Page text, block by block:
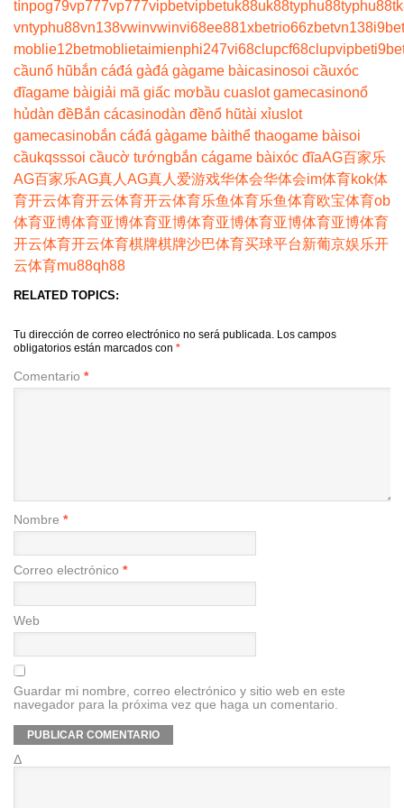
tínpog79vp777vp777vipbetvipbetuk88uk88typhu88typhu88
vntyphu88vn138vwinvwinvi68ee881xbetrio66zbetvn138
moblie12betmoblietaimienphi247vi68clupcf68clupvipbet
cầunổ hũbắn cáđá gàđá gàgame bàicasinosoi cầuxóc
đĩagame bàigiải mã giấc mơbầu cuaslot gamecasinonổ
hủdàn đềBắn cácasinodàn đềnổ hũtài xỉuslot
gamecasinobắn cáđá gàgame bàithể thaogame bàisoi
cầukqsssoi cầucờ tướngbắn cágame bàixóc đĩaAG百家乐
AG百家乐AG真人 AG真人 爱游戏华体会华体会im体育kok体
育开云体育开云体育开云体育乐鱼体育乐鱼体育欧宝体育ob
体育亚博体育亚博体育亚博体育亚博体育亚博体育亚博体育
开云体育开云体育棋牌棋牌沙巴体育买球平台新葡京娱乐开
云体育mu88qh88
RELATED TOPICS:
Tu dirección de correo electrónico no será publicada. Los campos
obligatorios están marcados con *
Comentario *
Nombre *
Correo electrónico *
Web
Guardar mi nombre, correo electrónico y sitio web en este
navegador para la próxima vez que haga un comentario.
Δ